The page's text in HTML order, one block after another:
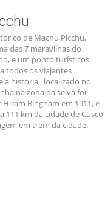
de Machu Picchu,
das 7 maravilhas do
e um ponto turísticos
todos os viajantes
historia, localizado no
na zona da selva foi
Bingham em 1911, e
111 km da cidade de Cusco
em trem da cidade.